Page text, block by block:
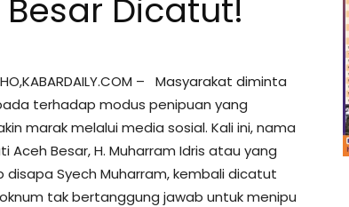
Dicatut!
– Masyarakat diminta
terhadap modus penipuan yang
marak melalui media sosial. Kali ini, nama
Aceh Besar, H. Muharram Idris atau yang
disapa Syech Muharram, kembali dicatut
tak bertanggung jawab untuk menipu